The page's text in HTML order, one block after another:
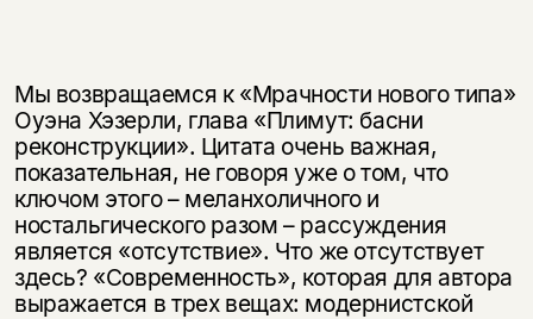
Мы возвращаемся к «Мрачности нового типа»
Оуэна Хэзерли, глава «Плимут: басни
реконструкции». Цитата очень важная,
показательная, не говоря уже о том, что
ключом этого – меланхоличного и
ностальгического разом – рассуждения
является «отсутствие». Что же отсутствует
здесь? «Современность», которая для автора
выражается в трех вещах: модернистской